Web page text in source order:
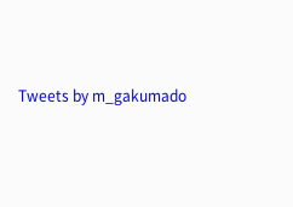
Tweets by m_gakumado